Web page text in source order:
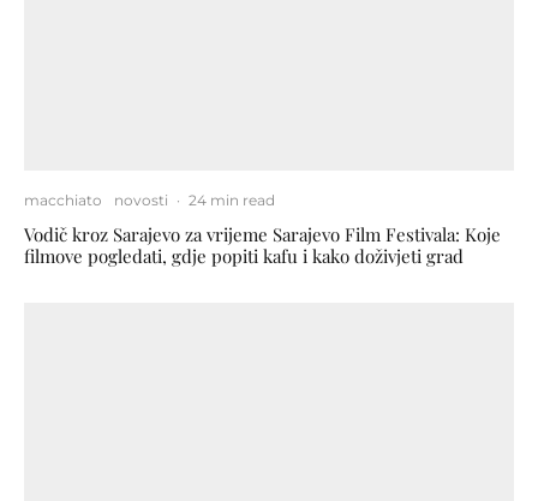
macchiato novosti · 24 min read
Vodič kroz Sarajevo za vrijeme Sarajevo Film Festivala: Koje
filmove pogledati, gdje popiti kafu i kako doživjeti grad